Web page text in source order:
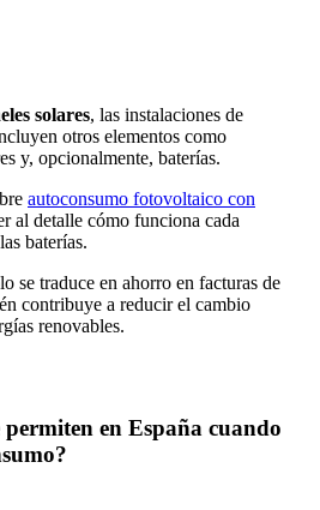
solares, las instalaciones de
otros elementos como
y, opcionalmente, baterías.
autoconsumo fotovoltaico con
al detalle cómo funciona cada
baterías.
se traduce en ahorro en facturas de
contribuye a reducir el cambio
renovables.
permiten en España cuando